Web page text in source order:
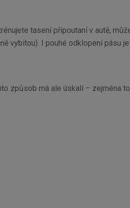
tasení připoutaní v autě,
vybitou). I pouhé odklopení pásu
způsob má ale úskalí – zejména